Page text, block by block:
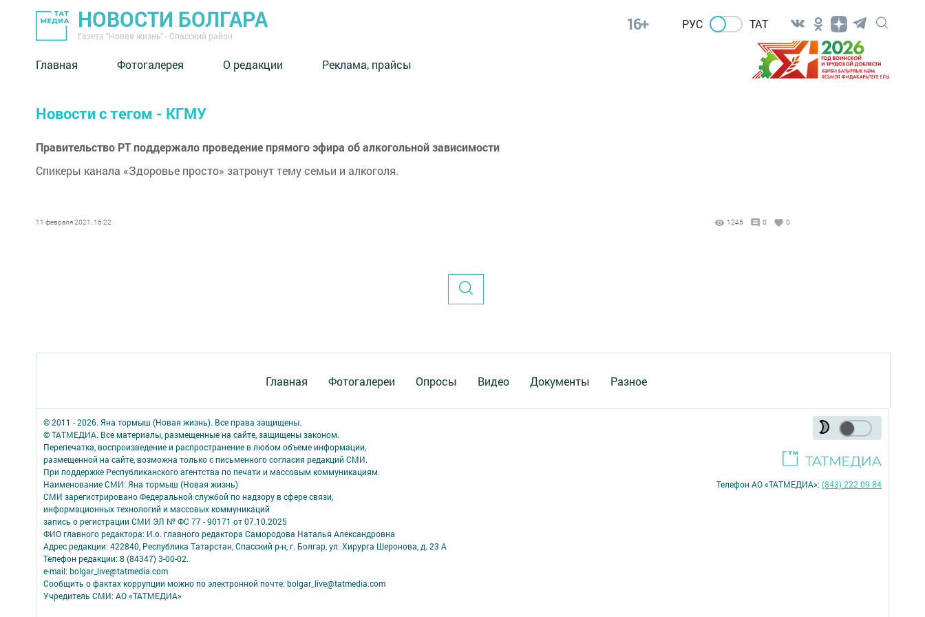
НОВОСТИ БОЛГАРА
Газета "Новая жизнь" - Спасский район
16+ РУС ТАТ
Главная Фотогалерея О редакции Реклама, прайсы
Новости с тегом - КГМУ
Правительство РТ поддержало проведение прямого эфира об алкогольной зависимости
Спикеры канала «Здоровье просто» затронут тему семьи и алкоголя.
11 февраля 2021, 16:22 1245 0 0
Главная Фотогалереи Опросы Видео Документы Разное
© 2011 - 2026. Яна тормыш (Новая жизнь). Все права защищены.
© ТАТМЕДИА. Все материалы, размещенные на сайте, защищены законом.
Перепечатка, воспроизведение и распространение в любом объеме информации,
размещенной на сайте, возможна только с письменного согласия редакций СМИ.
При поддержке Республиканского агентства по печати и массовым коммуникациям.
Наименование СМИ: Яна тормыш (Новая жизнь)
СМИ зарегистрировано Федеральной службой по надзору в сфере связи,
информационных технологий и массовых коммуникаций
запись о регистрации СМИ ЭЛ № ФС 77 - 90171 от 07.10.2025
ФИО главного редактора: И.о. главного редактора Самородова Наталья Александровна
Адрес редакции: 422840, Республика Татарстан, Спасский р-н, г. Болгар, ул. Хирурга Шеронова, д. 23 А
Телефон редакции: 8 (84347) 3-00-02.
e-mail: bolgar_live@tatmedia.com
Сообщить о фактах коррупции можно по электронной почте: bolgar_live@tatmedia.com
Учредитель СМИ: АО «ТАТМЕДИА»
Телефон АО «ТАТМЕДИА»:(843) 222 09 84